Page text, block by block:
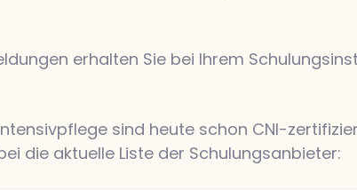
erhalten Sie bei Ihrem
sind heute schon CNI-
die aktuelle Liste der Schulungsanbieter: